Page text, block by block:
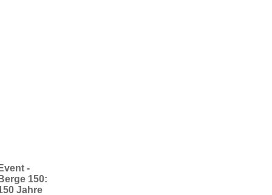
Event -
Berge 150:
Jahre